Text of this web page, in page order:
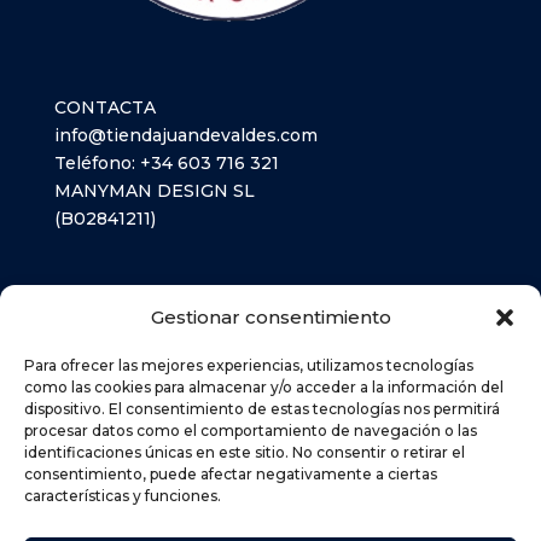
Gestionar consentimiento
Para ofrecer las mejores experiencias, utilizamos tecnologías
como las cookies para almacenar y/o acceder a la información del
dispositivo. El consentimiento de estas tecnologías nos permitirá
procesar datos como el comportamiento de navegación o las
identificaciones únicas en este sitio. No consentir o retirar el
consentimiento, puede afectar negativamente a ciertas
características y funciones.
CONTACTA
info@tiendajuandevaldes.com
Teléfono: +34 603 716 321
MANYMAN DESIGN SL
(B02841211)
AVISO LEGAL
POLÍTICA DE PRIVACIDAD
POLÍTICA DE COOKIES (UE)